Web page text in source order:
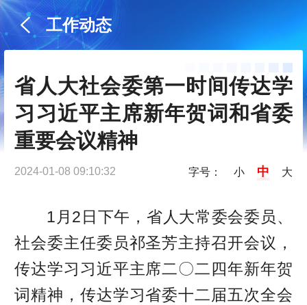
工作动态
省人大社会委第一时间传达学
习习近平主席新年贺词和省委
重要会议精神
2024-01-08 09:10:32 字号： 小 中 大
1月2日下午，省人大常委会委员、
社会委主任委员祁圣芳主持召开会议，
传达学习习近平主席二〇二四年新年贺
词精神，传达学习省委十二届五次全会